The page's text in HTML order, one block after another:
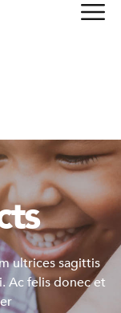
ultrices sagittis
Ac felis donec et